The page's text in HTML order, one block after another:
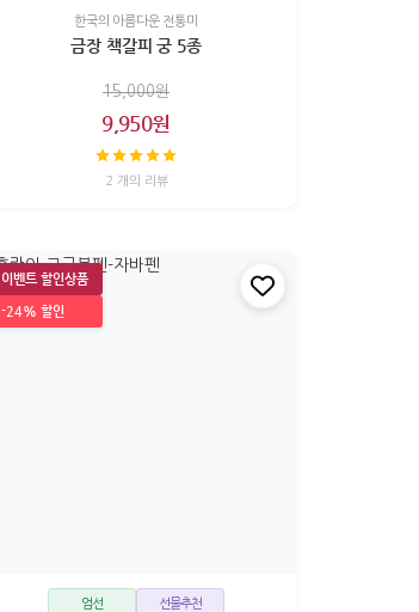
한국의 아름다운 전통미
금장 책갈피 궁 5종
15,000원
9,950원
2 개의 리뷰
이벤트 할인상품
-24% 할인
엄선 선물추천